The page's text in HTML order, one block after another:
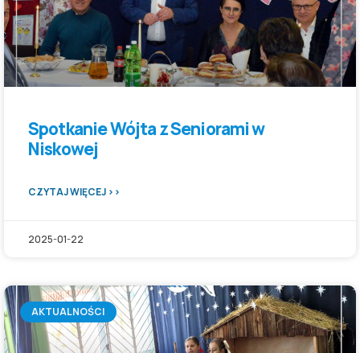
Spotkanie Wójta z Seniorami w
Niskowej
CZYTAJ WIĘCEJ >>
2025-01-22
AKTUALNOŚCI